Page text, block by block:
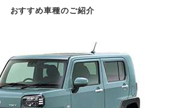
おすすめ車種のご紹介